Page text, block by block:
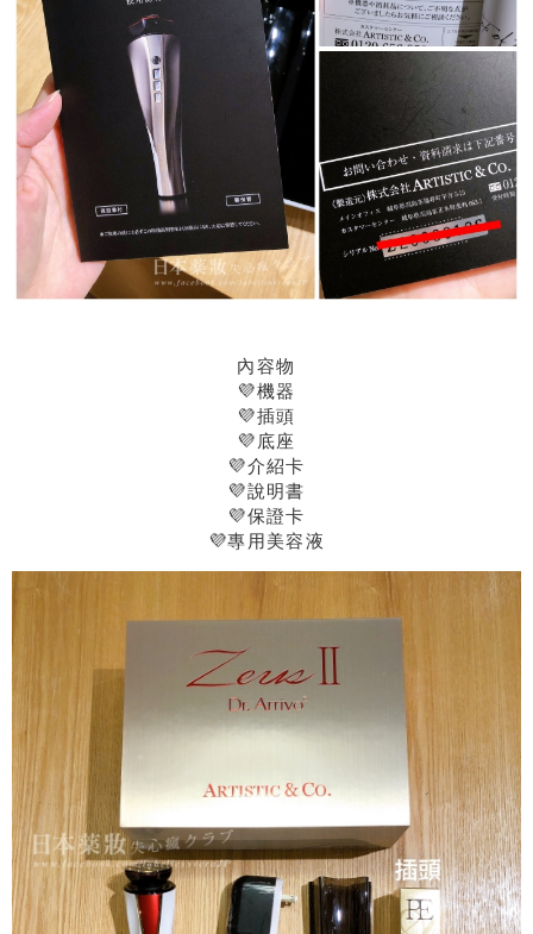
內容物
💜機器
💜插頭
💜底座
💜介紹卡
💜說明書
💜保證卡
💜專用美容液